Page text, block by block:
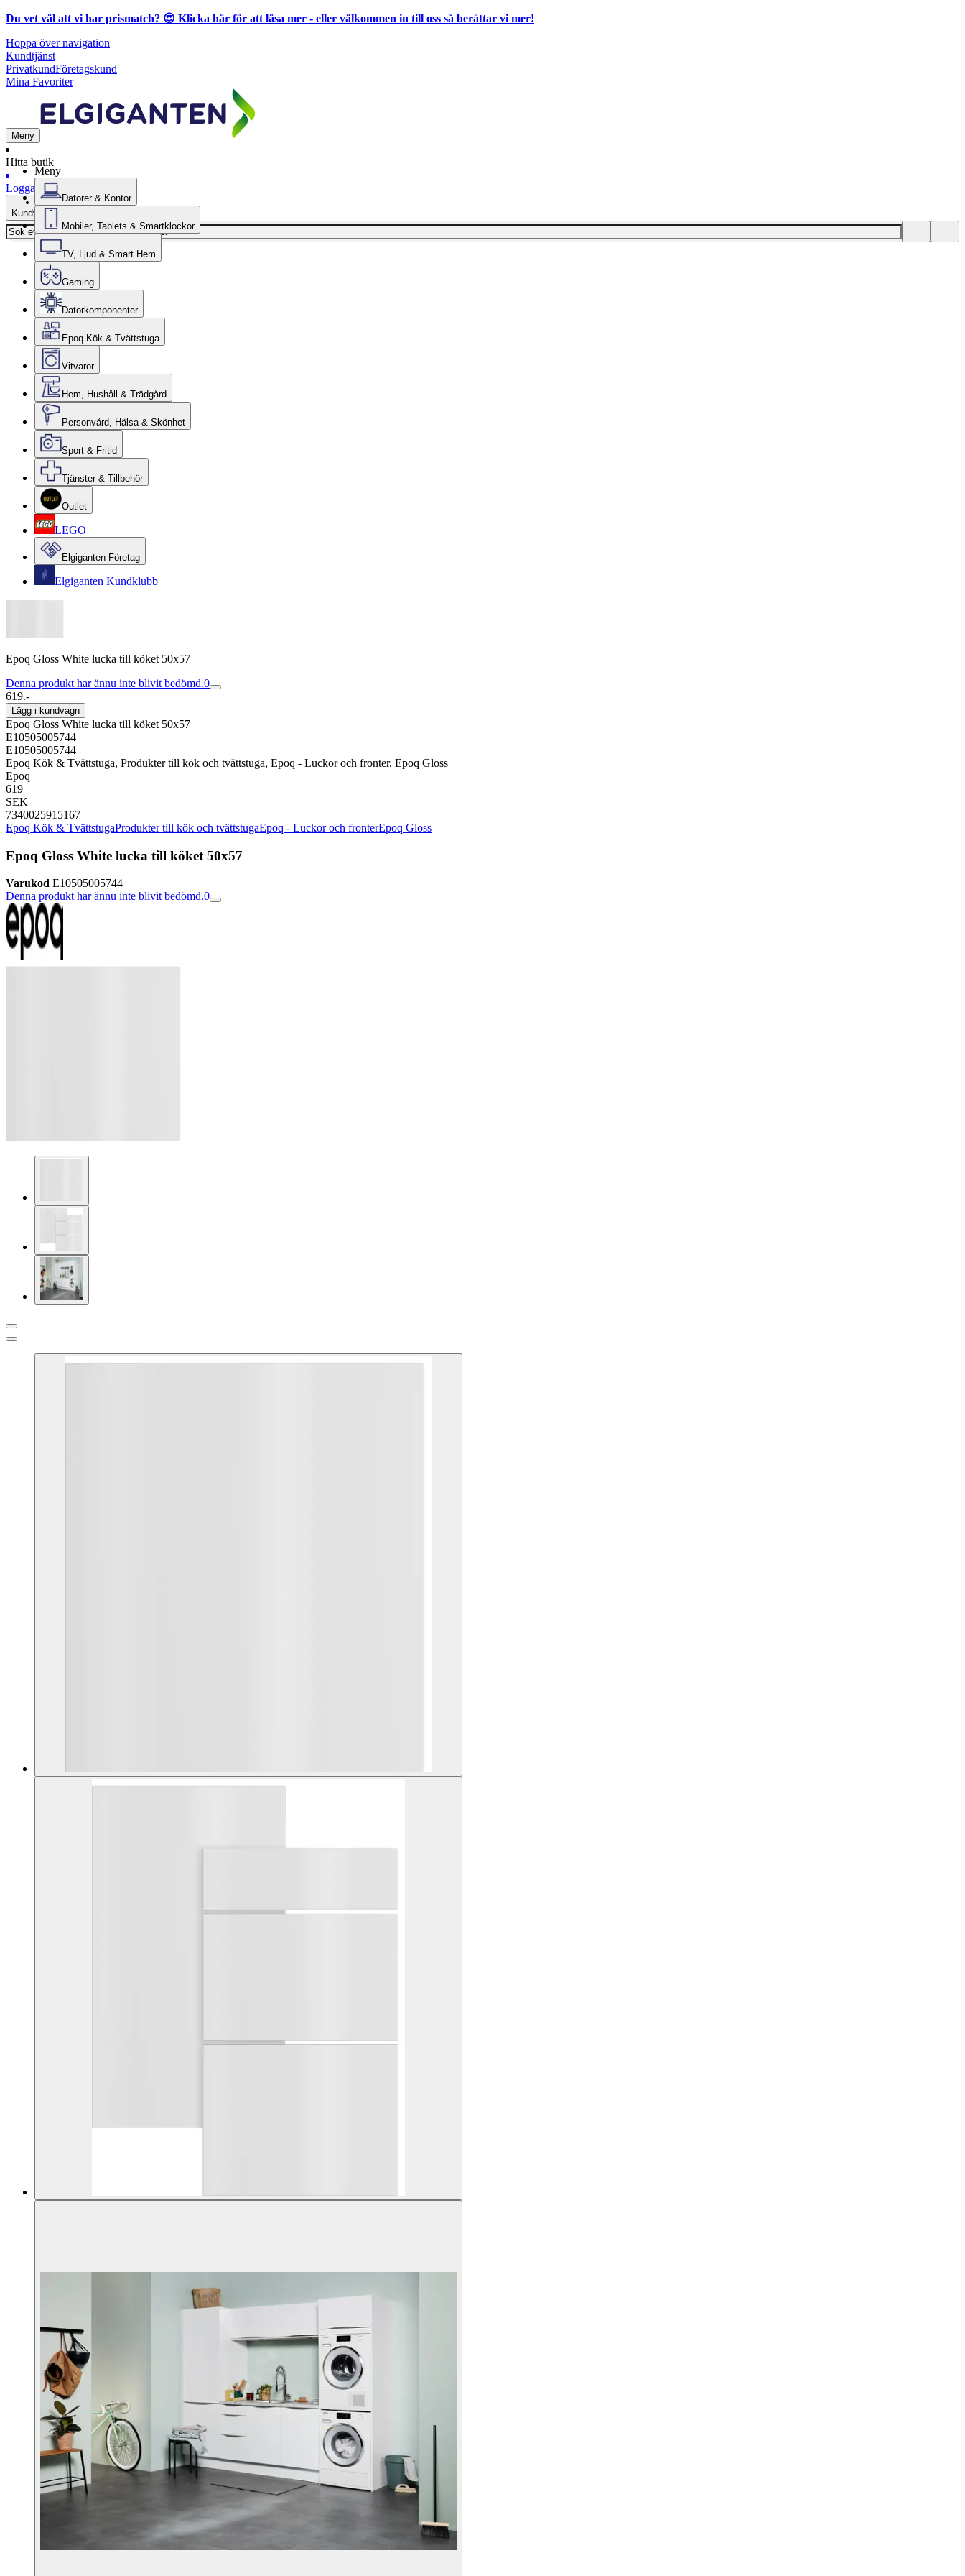
Du vet väl att vi har prismatch? 😍 Klicka här för att läsa mer - eller välkommen in till oss så berättar vi mer!
Hoppa över navigation
Kundtjänst
PrivatkundFöretagskund
Mina Favoriter
Meny
Hitta butik
Logga in
Kundvagn
Meny
Datorer & Kontor
Mobiler, Tablets & Smartklockor
TV, Ljud & Smart Hem
Gaming
Datorkomponenter
Epoq Kök & Tvättstuga
Vitvaror
Hem, Hushåll & Trädgård
Personvård, Hälsa & Skönhet
Sport & Fritid
Tjänster & Tillbehör
Outlet
LEGO
Elgiganten Företag
Elgiganten Kundklubb
Epoq Gloss White lucka till köket 50x57
Denna produkt har ännu inte blivit bedömd.0
619.-
Lägg i kundvagn
Epoq Gloss White lucka till köket 50x57
E10505005744
E10505005744
Epoq Kök & Tvättstuga, Produkter till kök och tvättstuga, Epoq - Luckor och fronter, Epoq Gloss
Epoq
619
SEK
7340025915167
Epoq Kök & TvättstugaProdukter till kök och tvättstugaEpoq - Luckor och fronterEpoq Gloss
Epoq Gloss White lucka till köket 50x57
Varukod E10505005744
Denna produkt har ännu inte blivit bedömd.0